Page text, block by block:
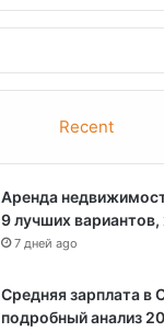
Recent
Аренда
9 лучших
7 дней ago
Средняя зарплата в
подробный анализ